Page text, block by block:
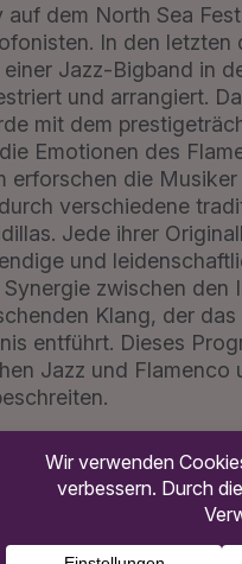
dem North Sea
In den letzten
Jazz-Bigband in
und arrangiert.
mit dem
Emotionen des
erforschen die
verschiedene
Jede ihrer
und
zwischen den
Klang, der
entführt. Dieses
Jazz und Flamenco